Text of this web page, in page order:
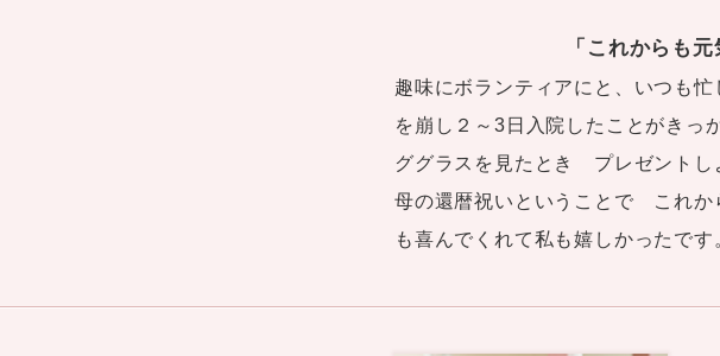
「これからも
趣味にボランティアにと、いつも
を崩し２～3日入院したことがきっ
ググラスを見たとき プレゼントし
母の還暦祝いということで これか
も喜んでくれて私も嬉しかったで